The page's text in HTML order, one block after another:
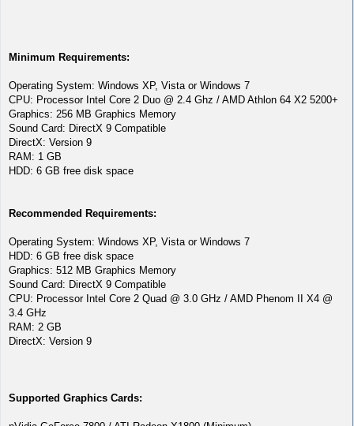
Minimum Requirements:
Operating System: Windows XP, Vista or Windows 7
CPU: Processor Intel Core 2 Duo @ 2.4 Ghz / AMD Athlon 64 X2 5200+
Graphics: 256 MB Graphics Memory
Sound Card: DirectX 9 Compatible
DirectX: Version 9
RAM: 1 GB
HDD: 6 GB free disk space
Recommended Requirements:
Operating System: Windows XP, Vista or Windows 7
HDD: 6 GB free disk space
Graphics: 512 MB Graphics Memory
Sound Card: DirectX 9 Compatible
CPU: Processor Intel Core 2 Quad @ 3.0 GHz / AMD Phenom II X4 @
3.4 GHz
RAM: 2 GB
DirectX: Version 9
Supported Graphics Cards: